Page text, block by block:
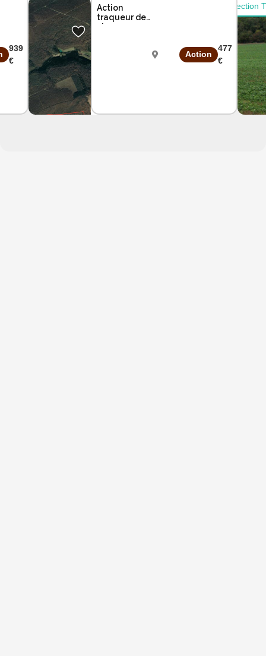
939
€
Action
traqueur de
chasse gros
Action
477
€
Sélection